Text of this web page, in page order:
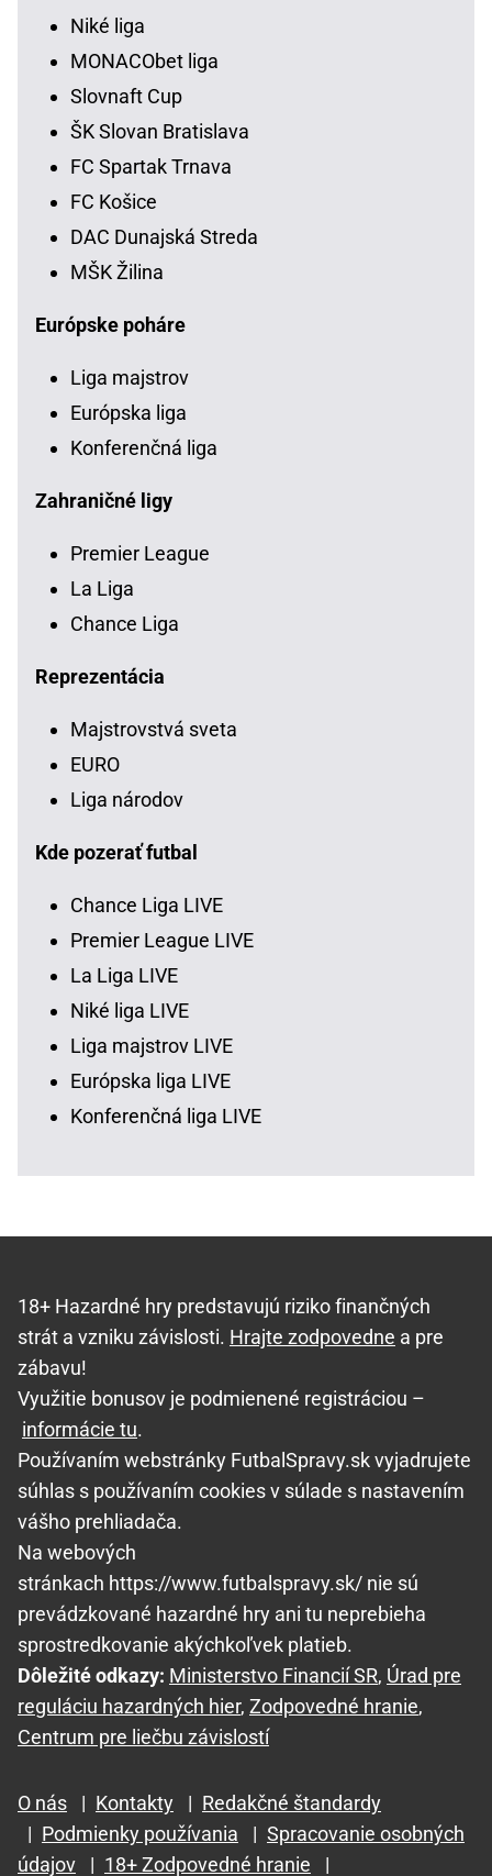
Niké liga
MONACObet liga
Slovnaft Cup
ŠK Slovan Bratislava
FC Spartak Trnava
FC Košice
DAC Dunajská Streda
MŠK Žilina
Európske poháre
Liga majstrov
Európska liga
Konferenčná liga
Zahraničné ligy
Premier League
La Liga
Chance Liga
Reprezentácia
Majstrovstvá sveta
EURO
Liga národov
Kde pozerať futbal
Chance Liga LIVE
Premier League LIVE
La Liga LIVE
Niké liga LIVE
Liga majstrov LIVE
Európska liga LIVE
Konferenčná liga LIVE
18+ Hazardné hry predstavujú riziko finančných
strát a vzniku závislosti. Hrajte zodpovedne a pre
zábavu!
Využitie bonusov je podmienené registráciou –
informácie tu.
Používaním webstránky FutbalSpravy.sk vyjadrujete
súhlas s používaním cookies v súlade s nastavením
vášho prehliadača.
Na webových
stránkach https://www.futbalspravy.sk/ nie sú
prevádzkované hazardné hry ani tu neprebieha
sprostredkovanie akýchkoľvek platieb.
Dôležité odkazy: Ministerstvo Financií SR, Úrad pre
reguláciu hazardných hier, Zodpovedné hranie,
Centrum pre liečbu závislostí
O nás | Kontakty | Redakčné štandardy
| Podmienky používania | Spracovanie osobných
údajov
| 18+ Zodpovedné hranie |